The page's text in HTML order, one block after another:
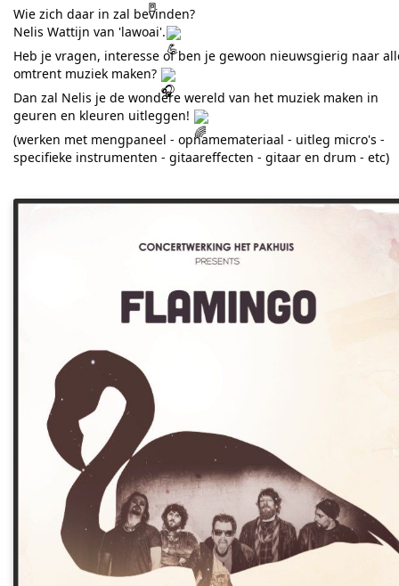
Wie zich daar in zal bevinden?
Nelis Wattijn van 'lawoai'.
Heb je vragen, interesse of ben je gewoon nieuwsgierig naar
omtrent muziek maken?
Dan zal Nelis je de wondere wereld van het muziek maken in
geuren en kleuren uitleggen!
(werken met mengpaneel - opnamemateriaal - uitleg micro's -
specifieke instrumenten - gitaareffecten - gitaar en drum - etc)